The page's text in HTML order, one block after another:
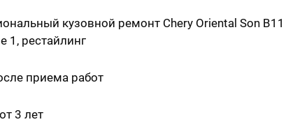
кузовной ремонт Chery Oriental Son B11
1, рестайлинг
приема работ
3 лет